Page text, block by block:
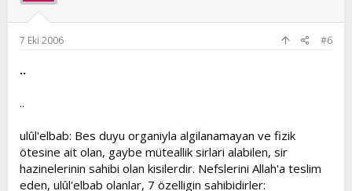
7 Eki 2006 #6
..
..
ulûl'elbab: Bes duyu organiyla algilanamayan ve fizik
ötesine ait olan, gaybe müteallik sirlari alabilen, sir
hazinelerinin sahibi olan kisilerdir. Nefslerini Allah'a teslim
eden, ulûl'elbab olanlar, 7 özelligin sahibidirler: